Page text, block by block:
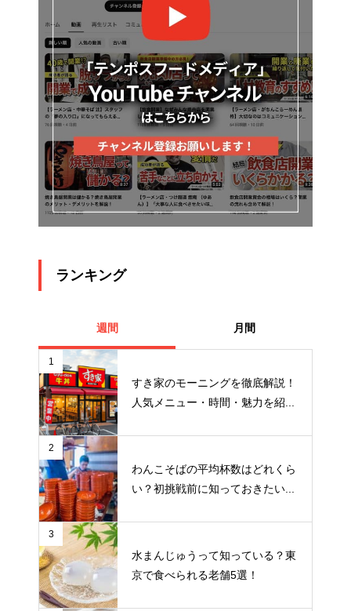
ランキング
週間 月間
1
すき家のモーニングを徹底解説！
人気メニュー・時間・魅力を紹...
2
わんこそばの平均杯数はどれくら
い？初挑戦前に知っておきたい...
3
水まんじゅうって知っている？東
京で食べられる老舗5選！